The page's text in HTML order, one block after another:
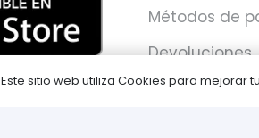
Métodos de
Devoluciones
Este sitio web utiliza Cookies para mejorar